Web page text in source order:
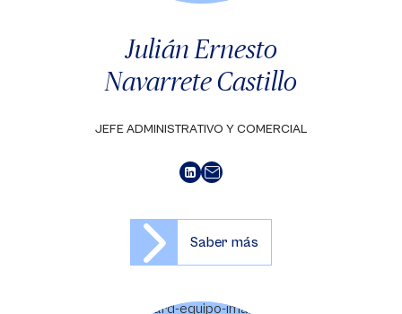
Julián Ernesto
Navarrete Castillo
JEFE ADMINISTRATIVO Y COMERCIAL
Saber más